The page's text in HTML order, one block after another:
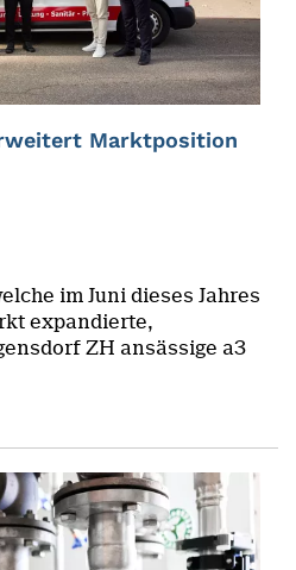
Marktposition
im Juni dieses Jahres
expandierte,
ZH ansässige a3